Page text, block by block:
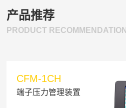
产品推荐
PRODUCT RECOMMENDATION
CFM-1CH
端子压力管理装置